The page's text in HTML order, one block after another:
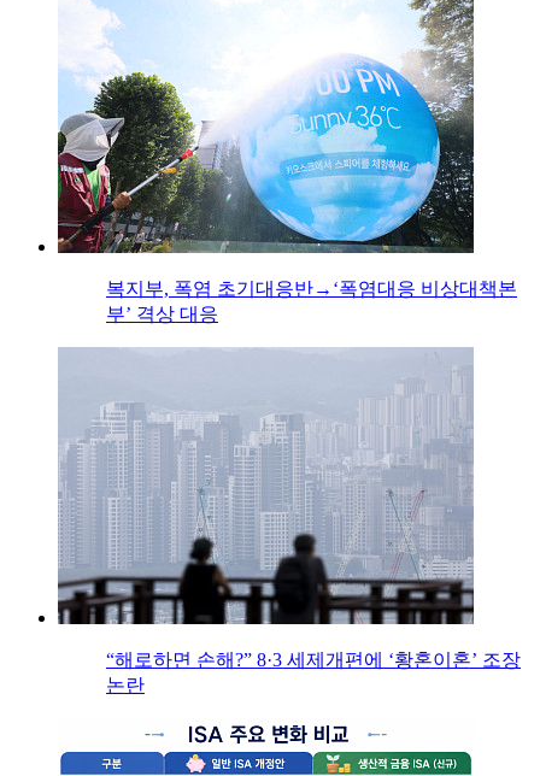
복지부, 폭염 초기대응반→‘폭염대응 비상대책본
부’ 격상 대응
“해로하면 손해?” 8·3 세제개편에 ‘황혼이혼’ 조장
논란